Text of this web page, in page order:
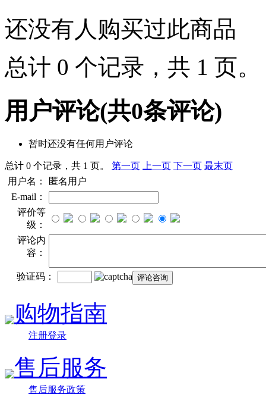
还没有人购买过此商品
总计 0 个记录，共 1 页。
用户评论(共0条评论)
暂时还没有任何用户评论
总计 0 个记录，共 1 页。 第一页 上一页 下一页 最末页
用户名：
匿名用户
E-mail：
评价等
级：
评论内
容：
验证码：
购物指南
注册登录
售后服务
售后服务政策